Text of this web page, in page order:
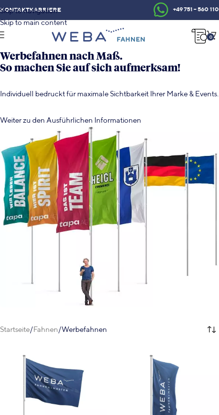
Skip to navigation
Skip to main content
KONTAKTKARRIERE +49 751 – 560 110
0
Werbefahnen nach Maß.
So machen Sie auf sich aufmerksam!
Individuell bedruckt für maximale Sichtbarkeit Ihrer Marke & Events.
Weiter zu den Ausführlichen Informationen
Startseite Fahnen Werbefahnen